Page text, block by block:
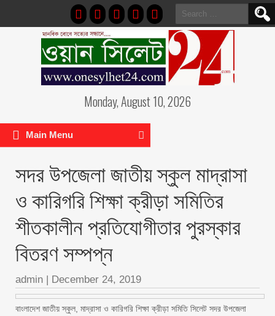
Search
for:
Monday, August 10, 2026
Main Menu
সদর উপজেলা জাতীয় স্কুল মাদ্রাসা
ও কারিগরি শিক্ষা ক্রীড়া সমিতির
শীতকালীন প্রতিযোগীতার পুরস্কার
বিতরণ সম্পপ্ন
admin | December 24, 2019
বাংলাদেশ জাতীয় স্কুল, মাদ্রাসা ও কারিগরি শিক্ষা ক্রীড়া সমিতি সিলেট সদর উপজেলা